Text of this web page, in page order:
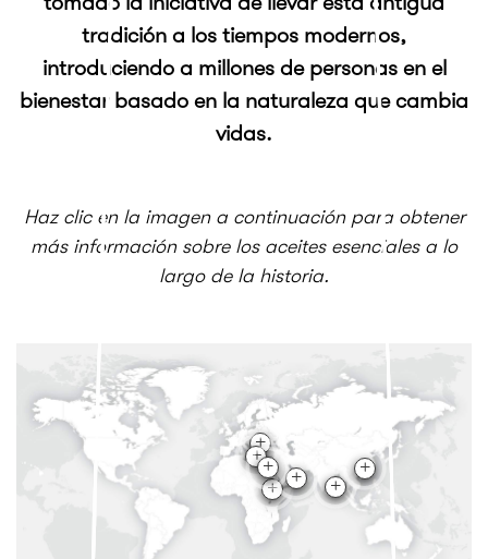
tradición a los tiempos modernos,
introduciendo a millones de personas en el
bienestar basado en la naturaleza que cambia
vidas.
Haz clic en la imagen a continuación para obtener
más información sobre los aceites esenciales a lo
largo de la historia.